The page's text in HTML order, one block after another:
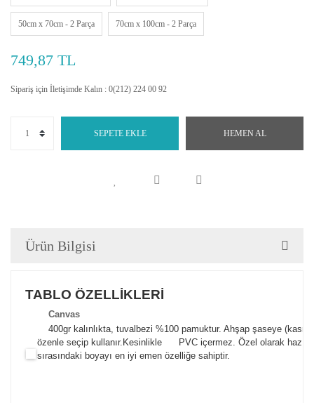
50cm x 70cm - 2 Parça 70cm x 100cm - 2 Parça
749,87 TL
Sipariş için İletişimde Kalın : 0(212) 224 00 92
SEPETE EKLE HEMEN AL
Ürün Bilgisi
TABLO ÖZELLİKLERİ
Canvas
400gr kalınlıkta, tuvalbezi %100 pamuktur. Ahşap şaseye
özenle seçip kullanır. Kesinlikle PVC içermez. Özel olarak
sırasındaki boyayı en iyi emen özelliğe sahiptir.